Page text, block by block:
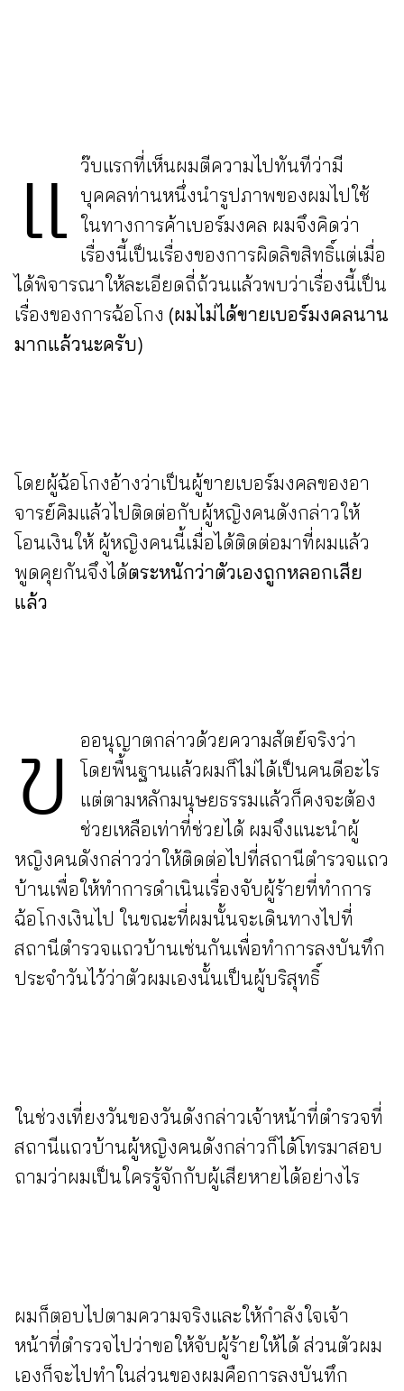
แ
ว๊บแรกที่เห็นผมตีความไปทันทีว่ามี
บุคคลท่านหนึ่งนำรูปภาพของผมไปใช้
ในทางการค้าเบอร์มงคล ผมจึงคิดว่า
เรื่องนี้เป็นเรื่องของการผิดลิขสิทธิ์แต่เมื่อ
ได้พิจารณาให้ละเอียดถี่ถ้วนแล้วพบว่าเรื่องนี้เป็น
เรื่องของการฉ้อโกง (ผมไม่ได้ขายเบอร์มงคลนาน
มากแล้วนะครับ)
โดยผู้ฉ้อโกงอ้างว่าเป็นผู้ขายเบอร์มงคลของอา
จารย์คิมแล้วไปติดต่อกับผู้หญิงคนดังกล่าวให้
โอนเงินให้ ผู้หญิงคนนี้เมื่อได้ติดต่อมาที่ผมแล้ว
พูดคุยกันจึงได้ตระหนักว่าตัวเองถูกหลอกเสีย
แล้ว
ข
ออนุญาตกล่าวด้วยความสัตย์จริงว่า
โดยพื้นฐานแล้วผมก็ไม่ได้เป็นคนดีอะไร
แต่ตามหลักมนุษยธรรมแล้วก็คงจะต้อง
ช่วยเหลือเท่าที่ช่วยได้ ผมจึงแนะนำผู้
หญิงคนดังกล่าวว่าให้ติดต่อไปที่สถานีตำรวจแถว
บ้านเพื่อให้ทำการดำเนินเรื่องจับผู้ร้ายที่ทำการ
ฉ้อโกงเงินไป ในขณะที่ผมนั้นจะเดินทางไปที่
สถานีตำรวจแถวบ้านเช่นกันเพื่อทำการลงบันทึก
ประจำวันไว้ว่าตัวผมเองนั้นเป็นผู้บริสุทธิ์
ในช่วงเที่ยงวันของวันดังกล่าวเจ้าหน้าที่ตำรวจที่
สถานีแถวบ้านผู้หญิงคนดังกล่าวก็ได้โทรมาสอบ
ถามว่าผมเป็นใครรู้จักกับผู้เสียหายได้อย่างไร
ผมก็ตอบไปตามความจริงและให้กำลังใจเจ้า
หน้าที่ตำรวจไปว่าขอให้จับผู้ร้ายให้ได้ ส่วนตัวผม
เองก็จะไปทำในส่วนของผมคือการลงบันทึก